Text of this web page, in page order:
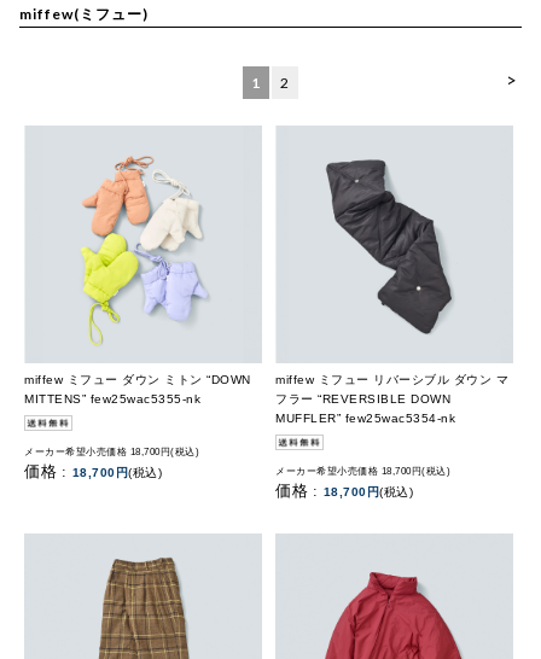
miffew(ミフュー)
>
1 2
miffew ミフュー ダウン ミトン “DOWN
MITTENS” few25wac5355-nk
メーカー希望小売価格 18,700円(税込)
価格 : 18,700円(税込)
miffew ミフュー リバーシブル ダウン マ
フラー “REVERSIBLE DOWN
MUFFLER” few25wac5354-nk
メーカー希望小売価格 18,700円(税込)
価格 : 18,700円(税込)